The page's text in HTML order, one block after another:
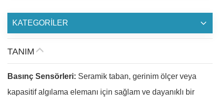
KATEGORİLER
TANIM
Basınç Sensörleri:​​ Seramik taban, gerinim ölçer veya
kapasitif algılama elemanı için sağlam ve dayanıklı bir